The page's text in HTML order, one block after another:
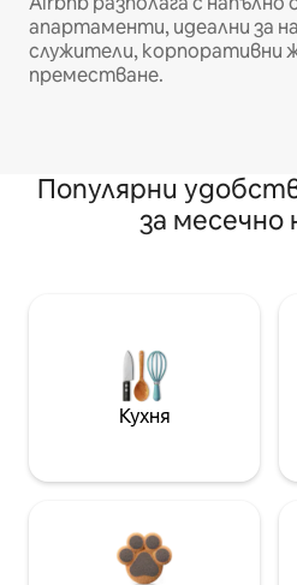
апартаменти, идеални за
служители, корпоративни
преместване.
Популярни
за месечно
Кухня